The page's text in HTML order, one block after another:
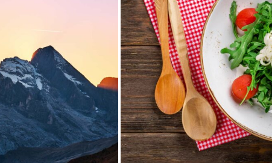
17 septembre 2016
People 15 septembre 2016